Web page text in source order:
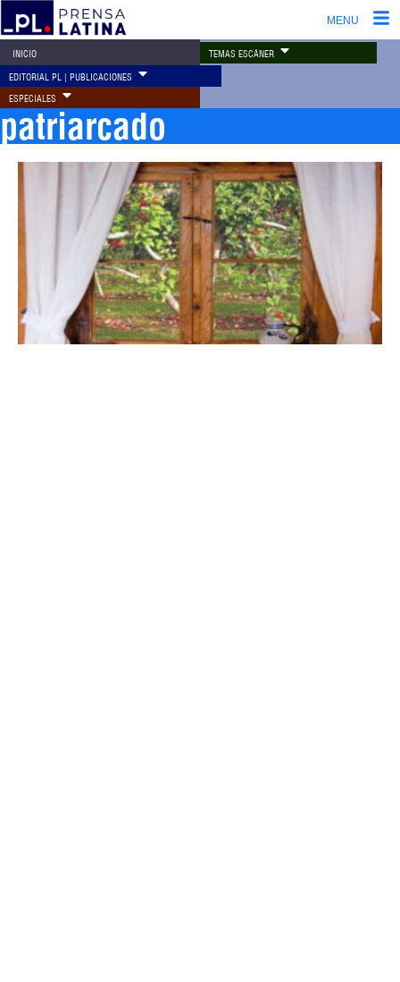
MENU
INICIO TEMAS ESCÁNER
EDITORIAL PL | PUBLICACIONES
ESPECIALES
patriarcado